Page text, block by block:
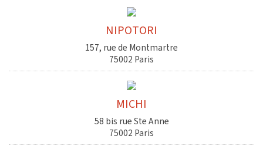
NIPOTORI
157, rue de Montmartre
75002 Paris
MICHI
58 bis rue Ste Anne
75002 Paris